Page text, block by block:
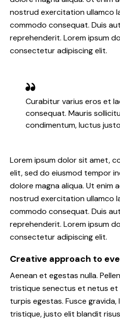
nostrud exercitation ullamco
commodo consequat. Duis
reprehenderit. Lorem ipsum
consectetur adipiscing elit.
Curabitur varius eros et
consequat. Mauris
condimentum, luctus
Lorem ipsum dolor sit amet,
elit, sed do eiusmod tempor
dolore magna aliqua. Ut enim
nostrud exercitation ullamco
commodo consequat. Duis
reprehenderit. Lorem ipsum
consectetur adipiscing elit.
Creative approach to
Aenean et egestas nulla.
tristique senectus et netus et
turpis egestas. Fusce gravida,
tristique, justo elit blandit